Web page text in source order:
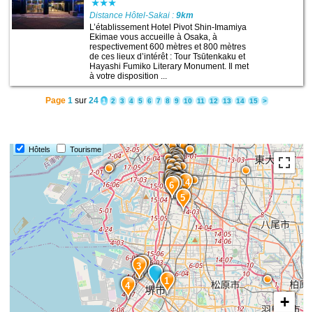
Distance Hôtel-Sakai :9km
L’établissement Hotel Pivot Shin-Imamiya
Ekimae vous accueille à Osaka, à
respectivement 600 mètres et 800 mètres
de ces lieux d’intérêt : Tour Tsūtenkaku et
Hayashi Fumiko Literary Monument. Il met
à votre disposition ...
Page 1sur 24 1 2 3 4 5 6 7 8 9 10 11 12 13 14 15 >
Hôtels Tourisme
1514
13
1211
10
9
87
6
5
4
32
1
+